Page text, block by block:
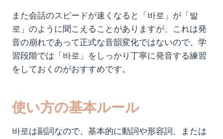
また会話のスピードが速くなると「바로」が「발
로」のように聞こえることがありますが、これは発
音の崩れであって正式な音韻変化ではないので、学
習段階では「바로」をしっかり丁寧に発音する練習
をしておくのがおすすめです。
使い方の基本ルール
바로は副詞なので、基本的に動詞や形容詞、または